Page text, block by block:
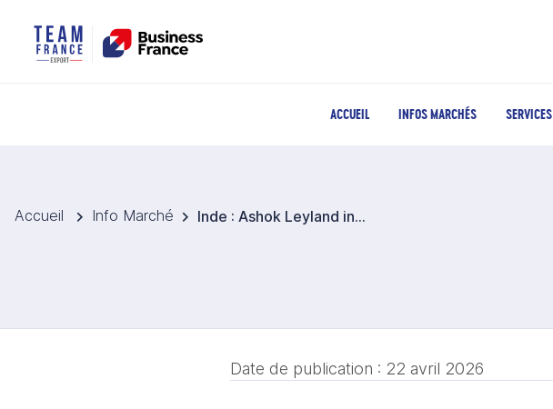
ACCUEIL INFOS MARCHÉS SERVICES
Accueil Info Marché Inde : Ashok Leyland investit dans une usine de batteries près de Chennai
Date de publication : 22 avril 2026